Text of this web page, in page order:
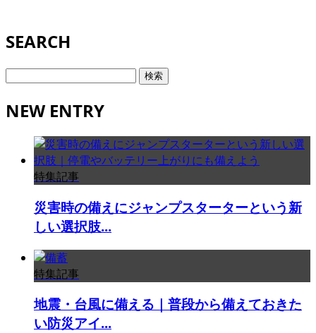
SEARCH
検
NEW ENTRY
特集記事
災害時の備えにジャンプスターターという新
しい選択肢...
特集記事
地震・台風に備える｜普段から備えておきた
い防災アイ...